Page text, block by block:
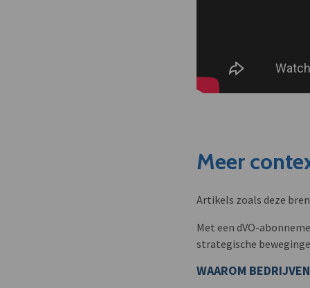
Meer
Artikels zoals deze
Met een dVO-
strategische
WAAROM